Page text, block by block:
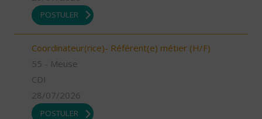
POSTULER
Coordinateur(rice)- Référent(e) métier (H/F)
55 - Meuse
CDI
28/07/2026
POSTULER